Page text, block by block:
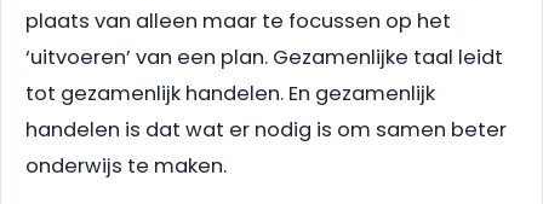
plaats van alleen maar te focussen op het
‘uitvoeren’ van een plan. Gezamenlijke taal leidt
tot gezamenlijk handelen. En gezamenlijk
handelen is dat wat er nodig is om samen beter
onderwijs te maken.